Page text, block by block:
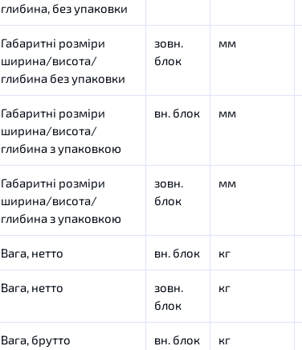
глибина, без упаковки
Габаритні розміри
ширина/висота/
глибина без упаковки
зовн.
блок
мм
Габаритні розміри
ширина/висота/
глибина з упаковкою
вн. блок мм
Габаритні розміри
ширина/висота/
глибина з упаковкою
зовн.
блок
мм
Вага, нетто вн. блок кг
Вага, нетто
зовн.
блок
кг
Вага, брутто вн. блок кг